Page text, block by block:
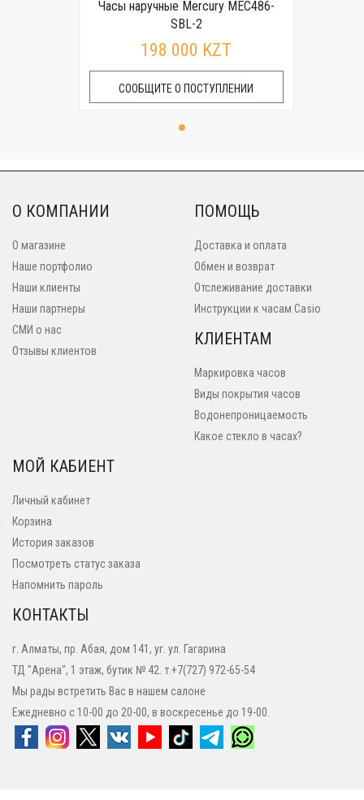
Часы наручные Mercury MEC486-
SBL-2
198 000 KZT
СООБЩИТЕ О ПОСТУПЛЕНИИ
О КОМПАНИИ
О магазине
Наше портфолио
Наши клиенты
Наши партнеры
СМИ о нас
Отзывы клиентов
ПОМОЩЬ
Доставка и оплата
Обмен и возврат
Отслеживание доставки
Инструкции к часам Casio
КЛИЕНТАМ
Маркировка часов
Виды покрытия часов
Водонепроницаемость
Какое стекло в часах?
МОЙ КАБИЕНТ
Личный кабинет
Корзина
История заказов
Посмотреть статус заказа
Напомнить пароль
КОНТАКТЫ
г. Алматы, пр. Абая, дом 141, уг. ул. Гагарина
ТД "Арена", 1 этаж, бутик № 42. т.+7(727) 972-65-54
Мы рады встретить Вас в нашем салоне
Ежедневно с 10-00 до 20-00, в воскресенье до 19-00.